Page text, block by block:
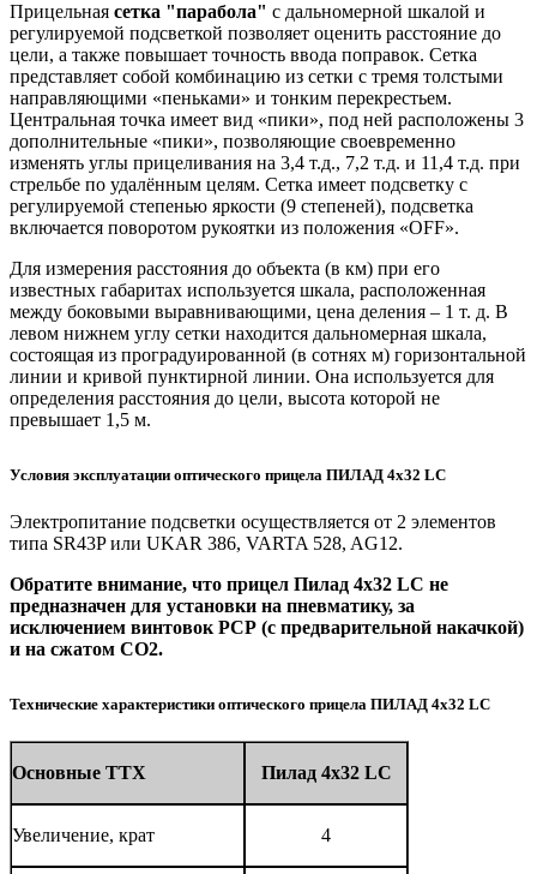
Прицельная сетка "парабола" с дальномерной шкалой и
регулируемой подсветкой позволяет оценить расстояние до
цели, а также повышает точность ввода поправок. Сетка
представляет собой комбинацию из сетки с тремя толстыми
направляющими «пеньками» и тонким перекрестьем.
Центральная точка имеет вид «пики», под ней расположены 3
дополнительные «пики», позволяющие своевременно
изменять углы прицеливания на 3,4 т.д., 7,2 т.д. и 11,4 т.д. при
стрельбе по удалённым целям. Сетка имеет подсветку с
регулируемой степенью яркости (9 степеней), подсветка
включается поворотом рукоятки из положения «OFF».
Для измерения расстояния до объекта (в км) при его
известных габаритах используется шкала, расположенная
между боковыми выравнивающими, цена деления – 1 т. д. В
левом нижнем углу сетки находится дальномерная шкала,
состоящая из проградуированной (в сотнях м) горизонтальной
линии и кривой пунктирной линии. Она используется для
определения расстояния до цели, высота которой не
превышает 1,5 м.
Условия эксплуатации оптического прицела ПИЛАД 4x32 LС
Электропитание подсветки осуществляется от 2 элементов
типа SR43P или UKAR 386, VARTA 528, AG12.
Обратите внимание, что прицел Пилад 4x32 LС не
предназначен для установки на пневматику, за
исключением винтовок РСР (с предварительной накачкой)
и на сжатом СО2.
Технические характеристики оптического прицела ПИЛАД 4x32 LС
Основные ТТХ Пилад 4x32 LС
Увеличение, крат 4